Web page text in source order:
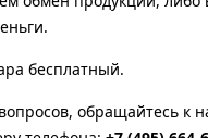
бесплатный.
обращайтесь к